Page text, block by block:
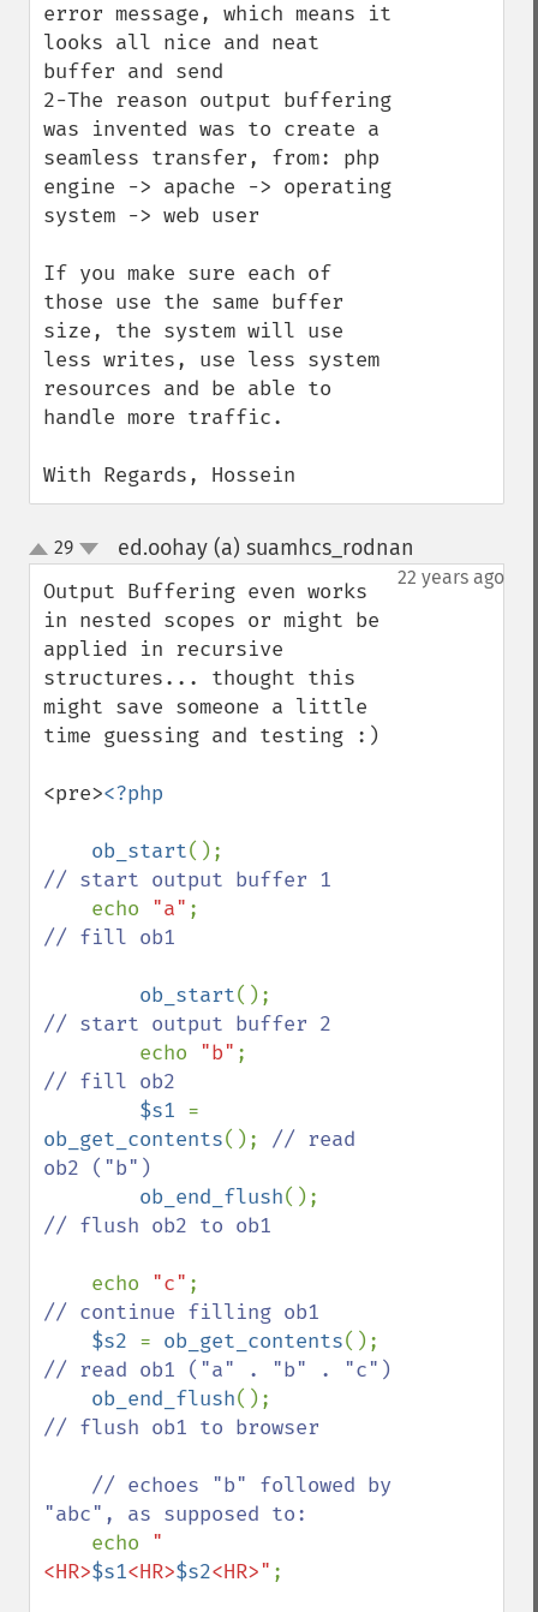
error message, which means it
looks all nice and neat
buffer and send
2-The reason output buffering
was invented was to create a
seamless transfer, from: php
engine -> apache -> operating
system -> web user
If you make sure each of
those use the same buffer
size, the system will use
less writes, use less system
resources and be able to
handle more traffic.
With Regards, Hossein
up
down
29 ed.oohay (a) suamhcs_rodnan
22 years ago
Output Buffering even works
in nested scopes or might be
applied in recursive
structures... thought this
might save someone a little
time guessing and testing :)
<pre><?php
    ob_start
// start output buffer 1
echo "a"
// fill ob1
ob_start
// start output buffer 2
echo "b"
// fill ob2
$s1
ob_get_contents(); // read
ob2 ("b")
ob_end_flush
// flush ob2 to ob1
echo "c"
// continue filling ob1
$s2 = ob_get_contents
// read ob1 ("a" . "b" . "c")
ob_end_flush
// flush ob1 to browser
"abc", as supposed to:
echo "
<HR>$s1<HR>$s2<HR>" ;